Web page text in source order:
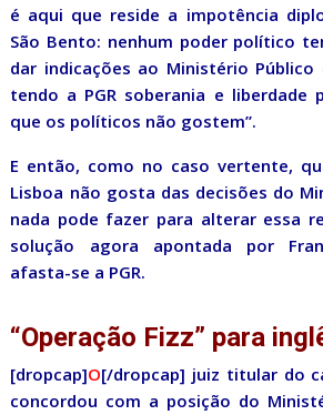
é aqui que reside a impotência
São Bento: nenhum poder político
dar indicações ao Ministério
tendo a PGR soberania e liberdade
que os políticos não gostem”.
E então, como no caso vertente,
Lisboa não gosta das decisões do
nada pode fazer para alterar essa
solução agora apontada por
afasta-se a PGR.
“Operação Fizz” para
[dropcap]O[/dropcap] juiz titular do
concordou com a posição do